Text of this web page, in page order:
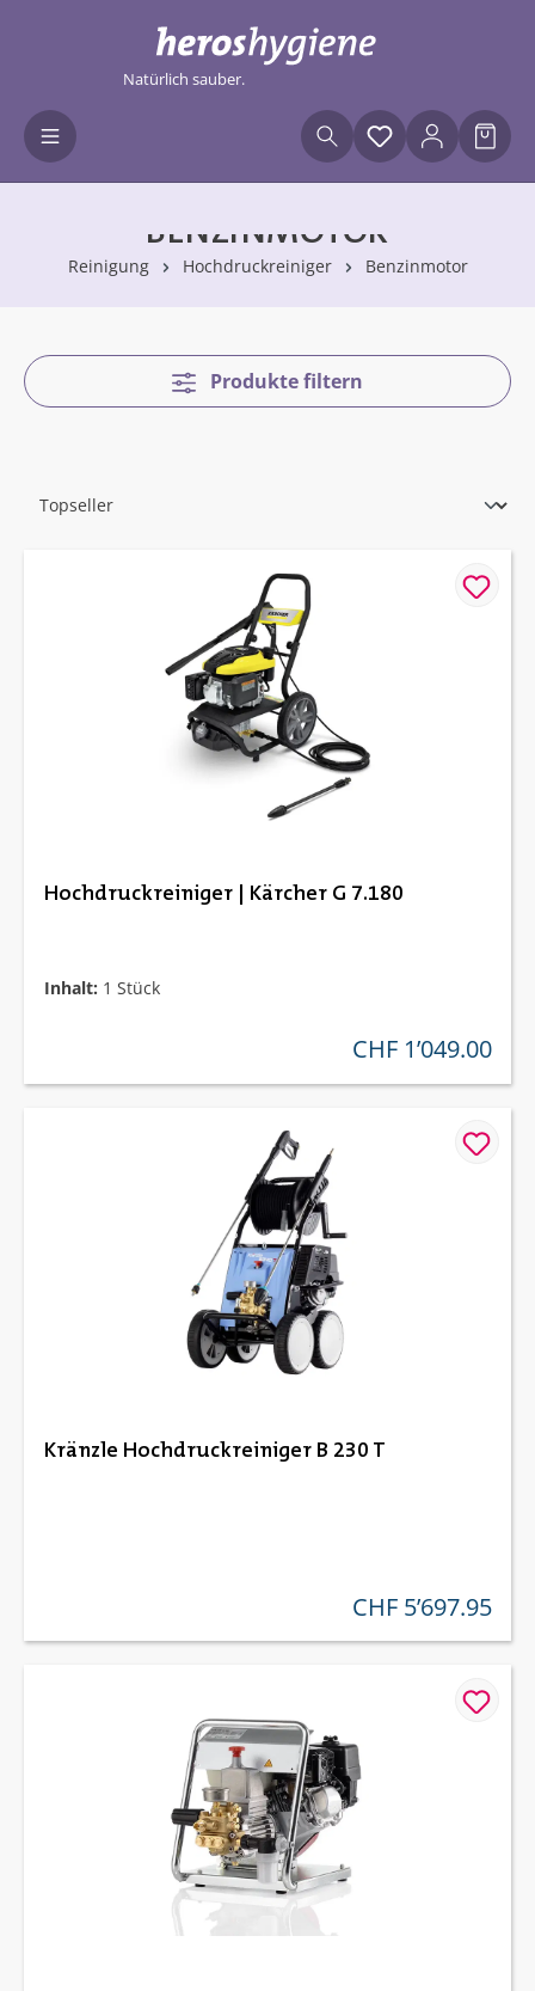
Zum Hauptinhalt springen
Natürlich sauber.
Du hast 0
BENZINMOTOR
Reinigung Hochdruckreiniger Benzinmotor
Produkte filtern
Hochdruckreiniger | Kärcher G 7.180
Inhalt: 1 Stück
regulärer preis:
CHF 1’049.00
Kränzle Hochdruckreiniger B 230 T
regulärer preis:
CHF 5’697.95